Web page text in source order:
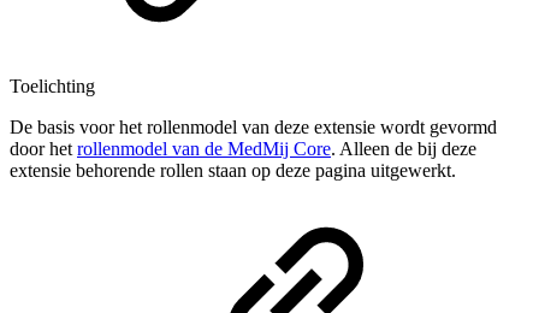
Toelichting
De basis voor het rollenmodel van deze extensie wordt gevormd
door het rollenmodel van de MedMij Core. Alleen de bij deze
extensie behorende rollen staan op deze pagina uitgewerkt.